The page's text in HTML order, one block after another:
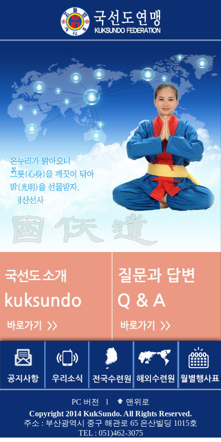
PC 버전 l
맨위로
Copyright 2014 KukSundo. All Rights Reserved.
주소 : 부산광역시 중구 해관로 65 은산빌딩 1015호
TEL : 051)462-3075